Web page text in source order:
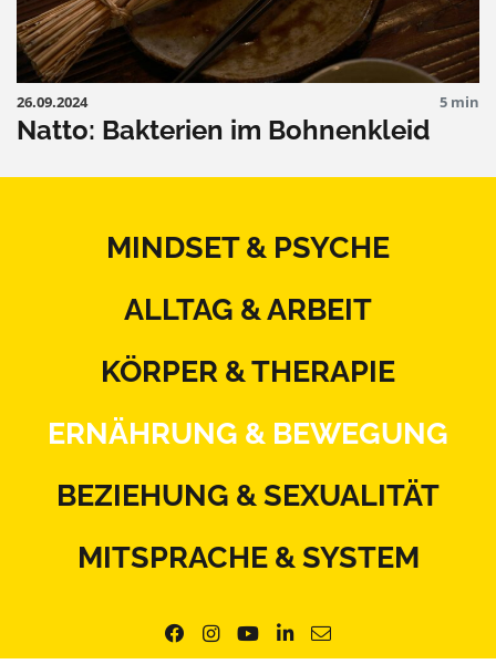
26.09.2024 5 min
Natto: Bakterien im Bohnenkleid
MINDSET & PSYCHE
ALLTAG & ARBEIT
KÖRPER & THERAPIE
ERNÄHRUNG & BEWEGUNG
BEZIEHUNG & SEXUALITÄT
MITSPRACHE & SYSTEM